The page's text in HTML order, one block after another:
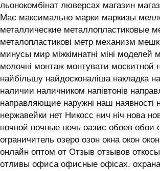
льонокомбінат люверсах магазин
Має максимально марки маркизы
металлические металлопластиковые
металопластикові метр механизм
минусы мир міжкімнатні міні моделей
молочні монтаж монтувати москитной
найбільшу найдосконаліша накладка
наличии наличником напівтонів
направляющие наружні наш наявності
нержавейки нет Никосс нич ніч нова
ночной ночные ночь оазис обоев обои
ограничитель озеро озон окна окон
онлайн оптом от Отзыв отзывов
отливы офиса офисные офісах.